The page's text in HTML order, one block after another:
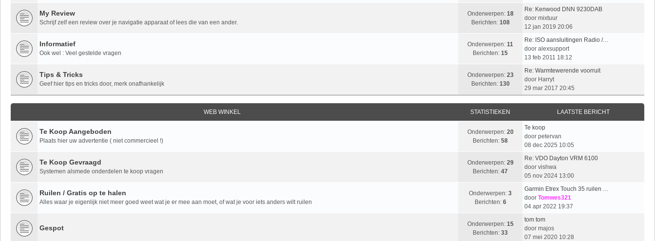
My Review
Schrijf zelf een review over je navigatie apparaat of lees die van een ander.
Onderwerpen: 18
Berichten: 108
Re: Kenwood DNN 9230DAB
door mixtuur
12 jan 2019 20:06
Informatief
Ook wel : Veel gestelde vragen
Onderwerpen: 11
Berichten: 15
Re: ISO aansluitingen Radio /…
door alexsupport
13 feb 2011 18:12
Tips & Tricks
Geef hier tips en tricks door, merk onafhankelijk
Onderwerpen: 23
Berichten: 130
Re: Warmtewerende voorruit
door Harryt
29 mar 2017 20:45
WEB WINKEL STATISTIEKEN LAATSTE BERICHT
Te Koop Aangeboden
Plaats hier uw advertentie ( niet commercieel !)
Onderwerpen: 20
Berichten: 58
Te koop
door petervan
08 dec 2025 10:05
Te Koop Gevraagd
Systemen alsmede onderdelen te koop vragen
Onderwerpen: 29
Berichten: 47
Re: VDO Dayton VRM 6100
door vishwa
05 nov 2024 13:00
Ruilen / Gratis op te halen
Alles waar je eigenlijk niet meer goed weet wat je er mee aan moet, of wat je voor iets anders wilt ruilen
Onderwerpen: 3
Berichten: 6
Garmin Etrex Touch 35 ruilen …
door Tomwes321
04 apr 2022 19:37
Gespot Onderwerpen: 15
Berichten: 33
tom tom
door majos
07 mei 2020 10:28